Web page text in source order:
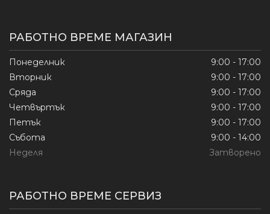
РАБОТНО ВРЕМЕ МАГАЗИН
Понеделник
9:00 - 17:00
Вторник
9:00 - 17:00
Сряда
9:00 - 17:00
Четвъртък
9:00 - 17:00
Петък
9:00 - 17:00
Събота
9:00 - 14:00
Неделя
Затворено
РАБОТНО ВРЕМЕ СЕРВИЗ